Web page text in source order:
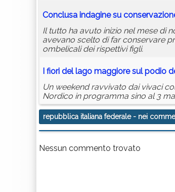
Conclusa indagine su
Il tutto ha avuto inizio nel mese di
avevano scelto di far conservare
ombelicali dei rispettivi figli.
I fiori del lago maggiore sul podio
Un weekend ravvivato dai vivaci
Nordico in programma sino al 3
repubblica italiana federale- nei
Nessun commento trovato